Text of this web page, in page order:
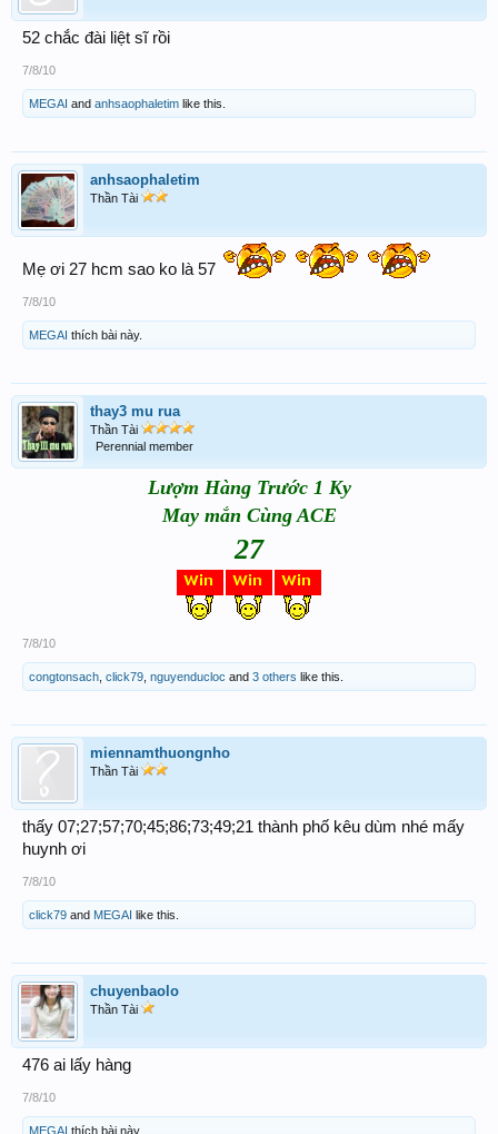
52 chắc đài liệt sĩ rồi
7/8/10
MEGAI and anhsaophaletim like this.
anhsaophaletim
Thần Tài
Mẹ ơi 27 hcm sao ko là 57
7/8/10
MEGAI thích bài này.
thay3 mu rua
Thần Tài
Perennial member
Lượm Hàng Trước 1 Ky
May mắn Cùng ACE
27
7/8/10
congtonsach click79 nguyenducloc and 3 others like this.
miennamthuongnho
Thần Tài
thấy 07;27;57;70;45;86;73;49;21 thành phố kêu dùm nhé mấy
huynh ơi
7/8/10
click79 and MEGAI like this.
chuyenbaolo
Thần Tài
476 ai lấy hàng
7/8/10
MEGAI thích bài này.